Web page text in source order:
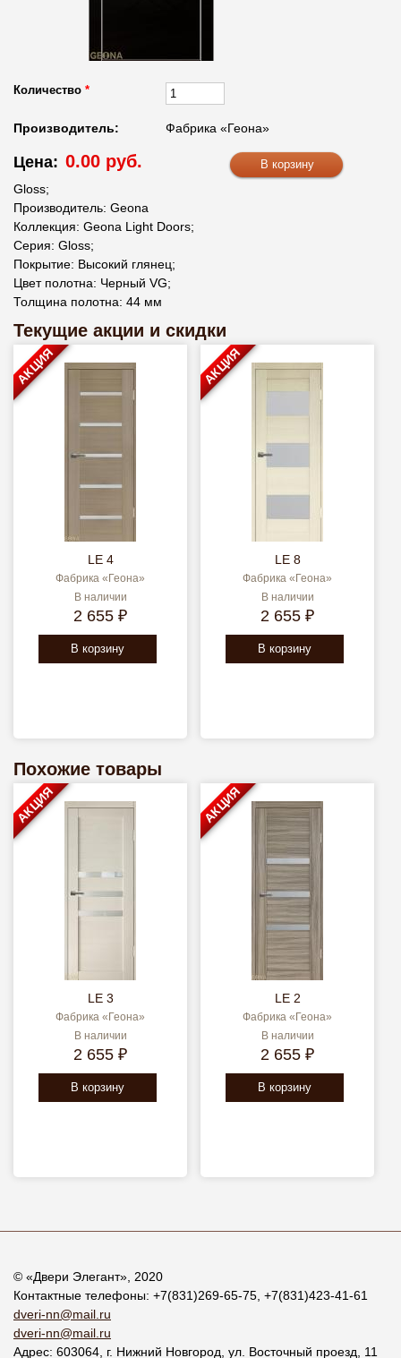
Количество *
Производитель: Фабрика «Геона»
Цена: 0.00 руб.
Gloss;
Производитель: Geona
Коллекция: Geona Light Doors;
Серия: Gloss;
Покрытие: Высокий глянец;
Цвет полотна: Черный VG;
Толщина полотна: 44 мм
Текущие акции и скидки
LE 4
Фабрика «Геона»
В наличии
2 655 ₽
В корзину
АКЦИЯ
LE 8
Фабрика «Геона»
В наличии
2 655 ₽
В корзину
АКЦИЯ
Похожие товары
LE 3
Фабрика «Геона»
В наличии
2 655 ₽
В корзину
АКЦИЯ
LE 2
Фабрика «Геона»
В наличии
2 655 ₽
В корзину
АКЦИЯ
© «Двери Элегант», 2020
Контактные телефоны: +7(831)269-65-75 +7(831)423-41-61
dveri-nn@mail.ru
dveri-nn@mail.ru
Адрес: 603064 , г. Нижний Новгород ул. Восточный проезд, 11